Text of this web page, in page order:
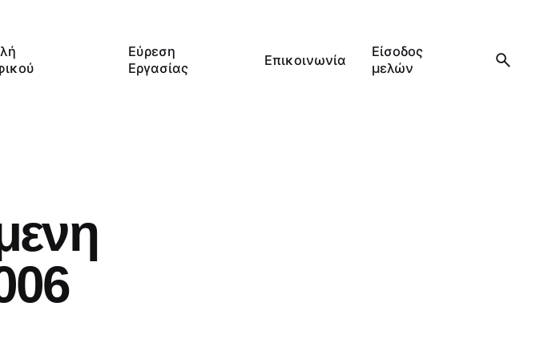
Εύρεση
Εργασίας
Επικοινωνία
Είσοδος
μελών